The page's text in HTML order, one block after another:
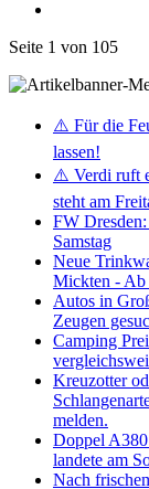
Seite 1 von 105
⚠️ Für die
lassen!
⚠️ Verdi ruft
steht am
FW
Samstag
Neue
Mickten - Ab
Autos in
Zeugen
Camping
Kreuzotter
melden.
Doppel
landete am
Nach